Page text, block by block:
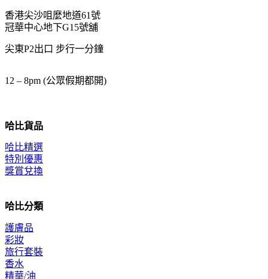
哈比貨品
哈比精選
特別優惠
獎賞兌換
哈比分類
護膚品
彩妝
旅行套裝
香水
精華/油
香港尖沙咀麼地道61號
冠華中心地下G15號舖
尖東P2出口 步行一分鐘
12 – 8pm (公眾假期都開)